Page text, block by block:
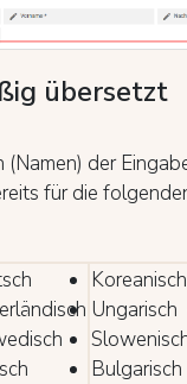
übersetzt
(Namen) der
für die
Koreanisch
Ungarisch
Bulgarisch